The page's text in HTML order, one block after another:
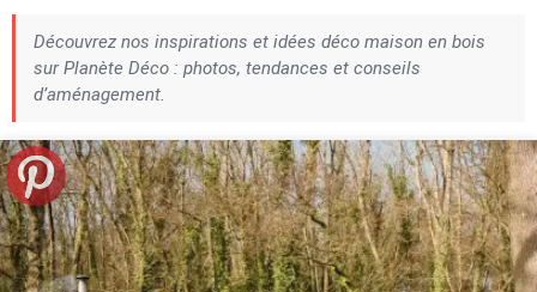
Appartement Design
Design Suédois En Quelques Photos
Maison En Ville
Méli-Mélo Suédois
Publi Reportage
Tendance
Interieurs Scandinaves
La Décoration Selon Votre Signe Astrologique
Les Trouvailles Déco Du Jour
Loft
Maison Appartement Écologique
Découvrez nos inspirations et idées déco maison en bois
sur Planète Déco : photos, tendances et conseils
d’aménagement.